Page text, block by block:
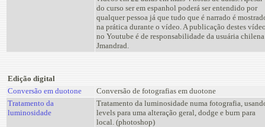
do curso ser em espanhol poderá ser entendido por
qualquer pessoa já que tudo que é narrado é
na prática durante o vídeo. A publicação destes
no Youtube é de responsabilidade da usuária chilena
Jmandrad.
Edição digital
Conversão em duotone
Conversão de fotografias em duotone
Tratamento da
luminosidade
Tratamento da luminosidade numa fotografia,
levels para uma alteração geral, dodge e burn para
local. (photoshop)